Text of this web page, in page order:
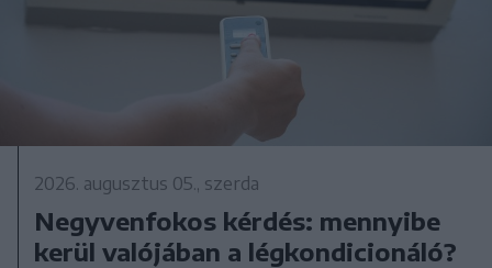
2026. augusztus 05., szerda
Negyvenfokos kérdés: mennyibe
kerül valójában a légkondicionáló?